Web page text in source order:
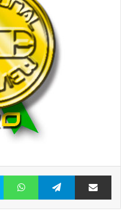
Skype WhatsAppTelegram